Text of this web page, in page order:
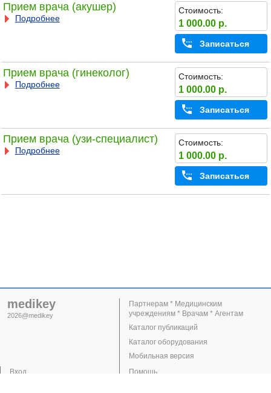
Прием врача (акушер)
Подробнее
Стоимость:
1 000.00 р.
Записаться
Прием врача (гинеколог)
Подробнее
Стоимость:
1 000.00 р.
Записаться
Прием врача (узи-специалист)
Подробнее
Стоимость:
1 000.00 р.
Записаться
medikey
2026@medikey
Вход
Партнерам * Медицинским
учреждениям * Врачам * Агентам
Каталог публикаций
Каталог оборудования
Мобильная версия
Помощь